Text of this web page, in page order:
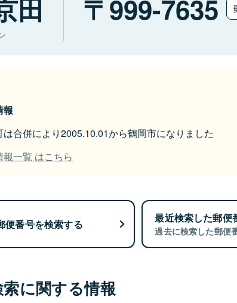
田 999-7635
報
合併により2005.10.01から鶴岡市になりました
一覧 はこちら
便番号を検索する 最近検索した郵便
過去に検索した郵便
に関する情報